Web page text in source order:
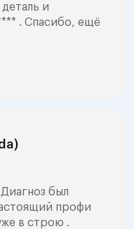
и
. Спасибо, ещё
был
профи
в строю .